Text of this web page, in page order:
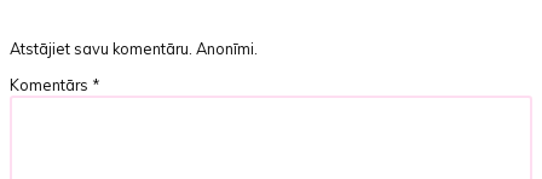
Atstājiet savu komentāru. Anonīmi.
Komentārs *